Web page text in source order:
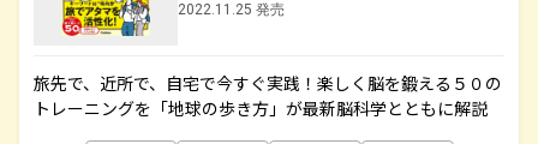
2022.11.25 発売
旅先で、近所で、自宅で今すぐ実践！楽しく脳を鍛える５０の
トレーニングを「地球の歩き方」が最新脳科学とともに解説